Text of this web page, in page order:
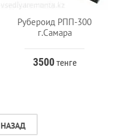
Рубероид РПП-300
г.Самара
3500тенге
НАЗАД